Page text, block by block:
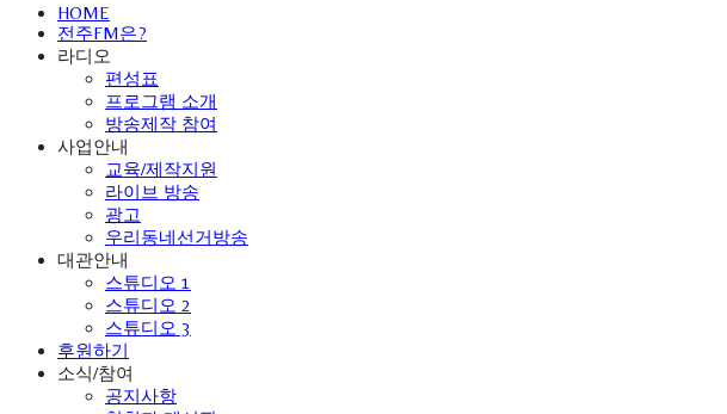
HOME
전주FM은?
라디오
편성표
프로그램 소개
방송제작 참여
사업안내
교육/제작지원
라이브 방송
광고
우리동네선거방송
대관안내
스튜디오 1
스튜디오 2
스튜디오 3
후원하기
소식/참여
공지사항